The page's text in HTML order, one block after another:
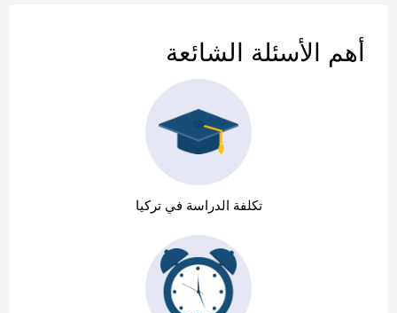
أهم الأسئلة الشائعة
تكلفة الدراسة في تركيا